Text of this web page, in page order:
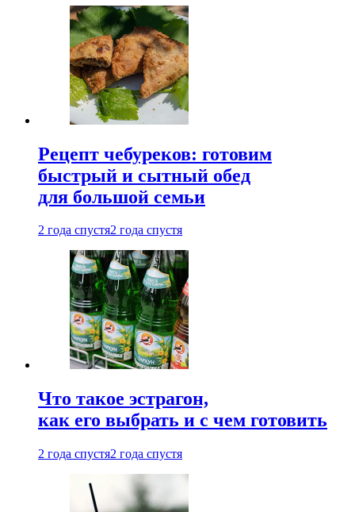
Рецепт чебуреков: готовим
быстрый и сытный обед
для большой семьи
2 года спустя2 года спустя
Что такое эстрагон,
как его выбрать и с чем готовить
2 года спустя2 года спустя